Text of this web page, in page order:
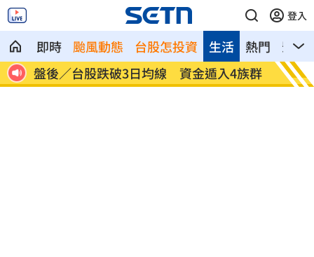
登入
即時 颱風動態 台股怎投資 熱門 影音
生活
圍
盤後／台股跌破3日均線 資金遁入4族群 交談7